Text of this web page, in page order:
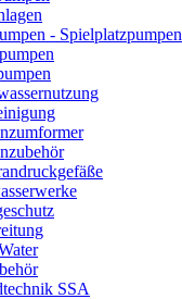
- Spielplatzpumpen
SSA